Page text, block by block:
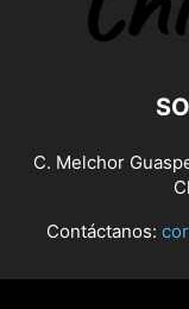
C. Melchor
Contáctanos: